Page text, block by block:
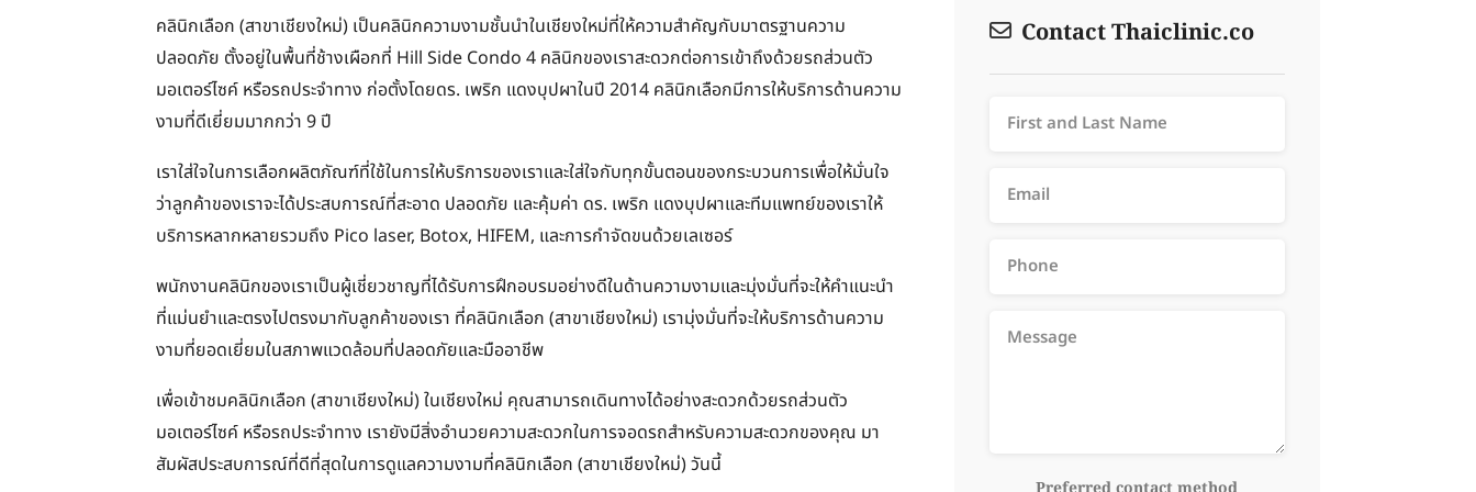
คลินิกเลือก (สาขาเชียงใหม่) เป็นคลินิกความงามชั้นนำในเชียงใหม่ที่ให้ความสำคัญกับมาตรฐานความ
ปลอดภัย ตั้งอยู่ในพื้นที่ช้างเผือกที่ Hill Side Condo 4 คลินิกของเราสะดวกต่อการเข้าถึงด้วยรถส่วนตัว
มอเตอร์ไซค์ หรือรถประจำทาง ก่อตั้งโดยดร. เพริก แดงบุปผาในปี 2014 คลินิกเลือกมีการให้บริการด้านความ
งามที่ดีเยี่ยมมากกว่า 9 ปี
เราใส่ใจในการเลือกผลิตภัณฑ์ที่ใช้ในการให้บริการของเราและใส่ใจกับทุกขั้นตอนของกระบวนการเพื่อให้มั่นใจ
ว่าลูกค้าของเราจะได้ประสบการณ์ที่สะอาด ปลอดภัย และคุ้มค่า ดร. เพริก แดงบุปผาและทีมแพทย์ของเราให้
บริการหลากหลายรวมถึง Pico laser, Botox, HIFEM, และการกำจัดขนด้วยเลเซอร์
พนักงานคลินิกของเราเป็นผู้เชี่ยวชาญที่ได้รับการฝึกอบรมอย่างดีในด้านความงามและมุ่งมั่นที่จะให้คำแนะนำ
ที่แม่นยำและตรงไปตรงมากับลูกค้าของเรา ที่คลินิกเลือก (สาขาเชียงใหม่) เรามุ่งมั่นที่จะให้บริการด้านความ
งามที่ยอดเยี่ยมในสภาพแวดล้อมที่ปลอดภัยและมืออาชีพ
เพื่อเข้าชมคลินิกเลือก (สาขาเชียงใหม่) ในเชียงใหม่ คุณสามารถเดินทางได้อย่างสะดวกด้วยรถส่วนตัว
มอเตอร์ไซค์ หรือรถประจำทาง เรายังมีสิ่งอำนวยความสะดวกในการจอดรถสำหรับความสะดวกของคุณ มา
สัมผัสประสบการณ์ที่ดีที่สุดในการดูแลความงามที่คลินิกเลือก (สาขาเชียงใหม่) วันนี้
Contact Thaiclinic.co